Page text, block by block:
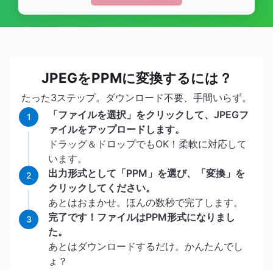
JPEGをPPMに変換するには？
たった3ステップ。ダウンロード不要、手間いらず。
1
「ファイルを選択」をクリックして、JPEGフ
ァイルをアップロードします。
ドラッグ＆ドロップでもOK！柔軟に対応して
います。
2
出力形式として「PPM」を選び、「変換」を
クリックしてください。
あとはおまかせ。ほんの数秒で完了します。
3
完了です！ファイルはPPM形式になりまし
た。
あとはダウンロードするだけ。かんたんでし
ょ？